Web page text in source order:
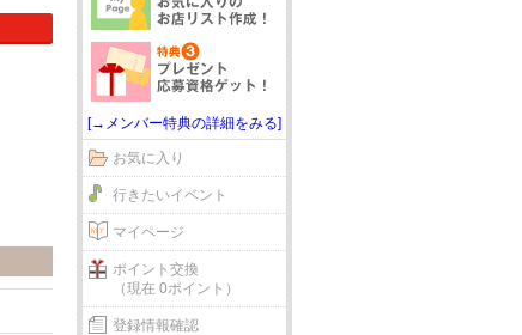
[→メンバー特典の詳細をみる]
お気に入り
行きたいイベント
マイページ
ポイント交換
（現在 0ポイント）
登録情報確認